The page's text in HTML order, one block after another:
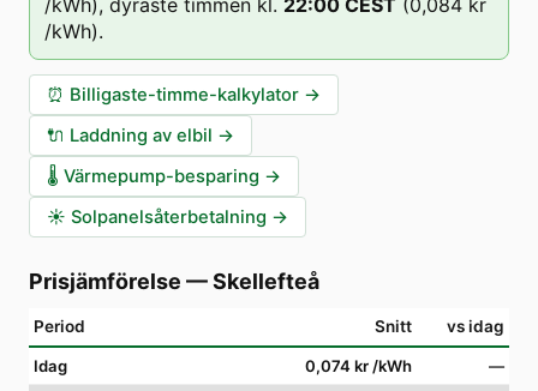
/kWh), dyraste timmen kl. 22:00 CEST (0,084 kr
/kWh).
⏰ Billigaste-timme-kalkylator →
🔌 Laddning av elbil →
🌡️ Värmepump-besparing →
☀️ Solpanelsåterbetalning →
Prisjämförelse —Skellefteå
Period Snitt vs idag
Idag 0,074 kr /kWh
—